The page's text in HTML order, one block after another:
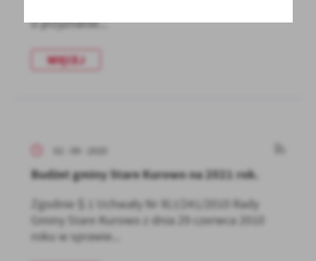
o przyznanie...
WIĘCEJ
02 - 09 - 2020
Budżet gminy Stare Kurowo na 2021 rok.
Zgodnie § 1 Uchwały Nr XLI/241/2010 Rady
Gminy Stare Kurowo z dnia 29 czerwca 2010
roku w sprawie...